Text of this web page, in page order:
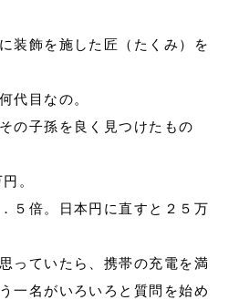
装飾を施した匠（たくみ）を
代目なの。
の子孫を良く見つけたもの
。
５倍。日本円に直すと２５万
っていたら、携帯の充電を満
一名がいろいろと質問を始め